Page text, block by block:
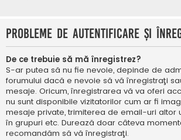
Probleme de autentificare şi
De ce trebuie să mă înregistrez?
S-ar putea să nu fie nevoie, depinde de
forumului dacă e nevoie să vă înregistraţi
mesaje. Oricum, înregistrarea vă va oferi
nu sunt disponibile vizitatorilor cum ar fi
mesaje private, trimiterea de email-uri altor
în grupuri etc. Durează doar câteva
recomandăm să vă înregistraţi.